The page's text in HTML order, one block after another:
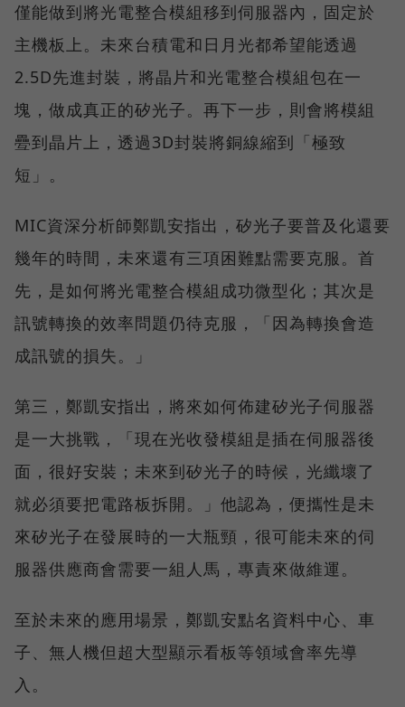
僅能做到將光電整合模組移到伺服器內，固定於
主機板上。未來台積電和日月光都希望能透過
2.5D先進封裝，將晶片和光電整合模組包在一
塊，做成真正的矽光子。再下一步，則會將模組
疉到晶片上，透過3D封裝將銅線縮到「極致
短」。
MIC資深分析師鄭凱安指出，矽光子要普及化還要
幾年的時間，未來還有三項困難點需要克服。首
先，是如何將光電整合模組成功微型化；其次是
訊號轉換的效率問題仍待克服，「因為轉換會造
成訊號的損失。」
第三，鄭凱安指出，將來如何佈建矽光子伺服器
是一大挑戰，「現在光收發模組是插在伺服器後
面，很好安裝；未來到矽光子的時候，光纖壞了
就必須要把電路板拆開。」他認為，便攜性是未
來矽光子在發展時的一大瓶頸，很可能未來的伺
服器供應商會需要一組人馬，專責來做維運。
至於未來的應用場景，鄭凱安點名資料中心、車
子、無人機但超大型顯示看板等領域會率先導
入。